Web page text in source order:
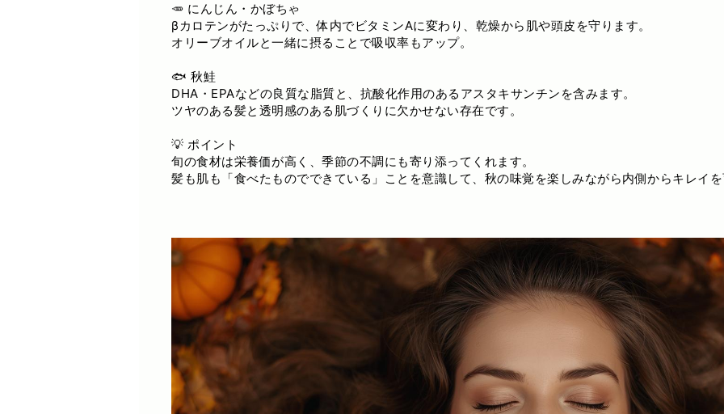
🥕 にんじん・かぼちゃ
βカロテンがたっぷりで、体内でビタミンAに変わり、乾燥から肌や頭皮を守ります。
オリーブオイルと一緒に摂ることで吸収率もアップ。
🐟 秋鮭
DHA・EPAなどの良質な脂質と、抗酸化作用のあるアスタキサンチンを含みます。
ツヤのある髪と透明感のある肌づくりに欠かせない存在です。
💡 ポイント
旬の食材は栄養価が高く、季節の不調にも寄り添ってくれます。
髪も肌も「食べたものでできている」ことを意識して、秋の味覚を楽しみながら内側からキレイを